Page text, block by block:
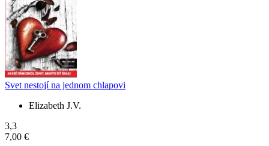
Svet nestojí na jednom chlapovi
Elizabeth J.V.
3,3
7,00 €